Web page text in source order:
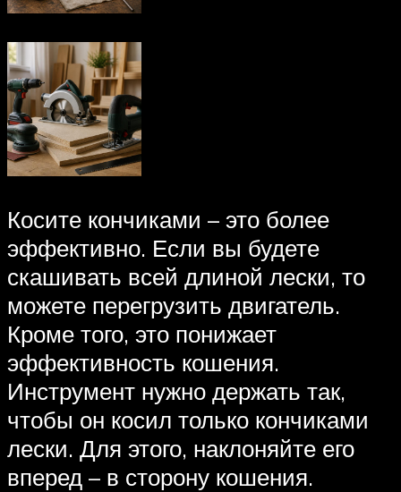
Косите кончиками – это более
эффективно. Если вы будете
скашивать всей длиной лески, то
можете перегрузить двигатель.
Кроме того, это понижает
эффективность кошения.
Инструмент нужно держать так,
чтобы он косил только кончиками
лески. Для этого, наклоняйте его
вперед – в сторону кошения.